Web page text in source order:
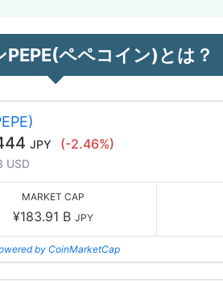
PEPE(ペペコイン)とは？
JPY (-2.46%)
USD
MARKET CAP
¥183.91 BJPY
by CoinMarketCap